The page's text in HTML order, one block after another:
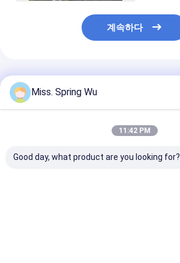
계속하다
추천된 제품
Miss. Spring Wu
11:42 PM
Good day, what product are you looking for?